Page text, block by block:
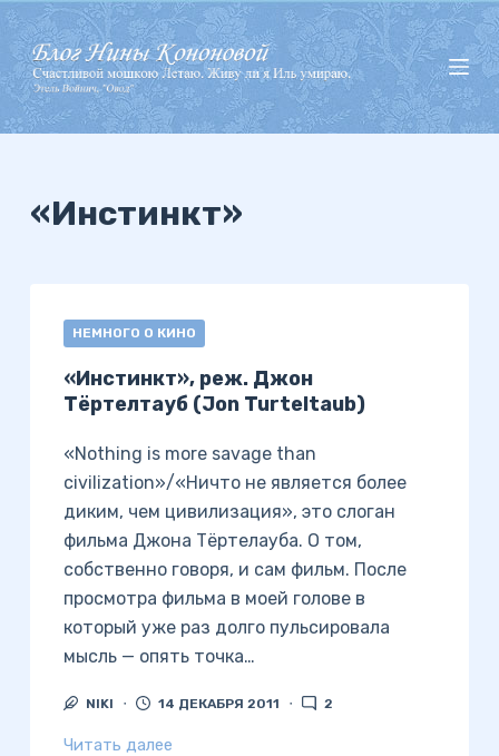
П
е
р
е
й
«Инстинкт»
НЕМНОГО О КИНО
«Инстинкт», реж. Джон
Тёртелтауб (Jon Turteltaub)
«Nothing is more savage than
civilization»/«Ничто не является более
диким, чем цивилизация», это слоган
фильма Джона Тёртелауба. О том,
собственно говоря, и сам фильм. После
просмотра фильма в моей голове в
который уже раз долго пульсировала
мысль — опять точка…
NIKI 14 ДЕКАБРЯ 2011 2
Читать далее